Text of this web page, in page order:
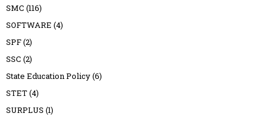
SMC (116)
SOFTWARE (4)
SPF(2)
SSC (2)
State Education Policy(6)
STET(4)
SURPLUS (1)